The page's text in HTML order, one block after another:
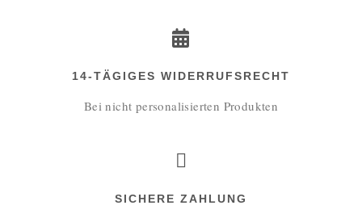
14-TÄGIGES WIDERRUFSRECHT
Bei nicht personalisierten Produkten
SICHERE ZAHLUNG